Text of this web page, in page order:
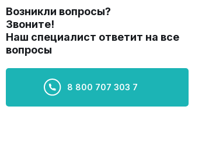
Возникли вопросы?
Звоните!
Наш специалист ответит на все
вопросы
8 800 707 303 7